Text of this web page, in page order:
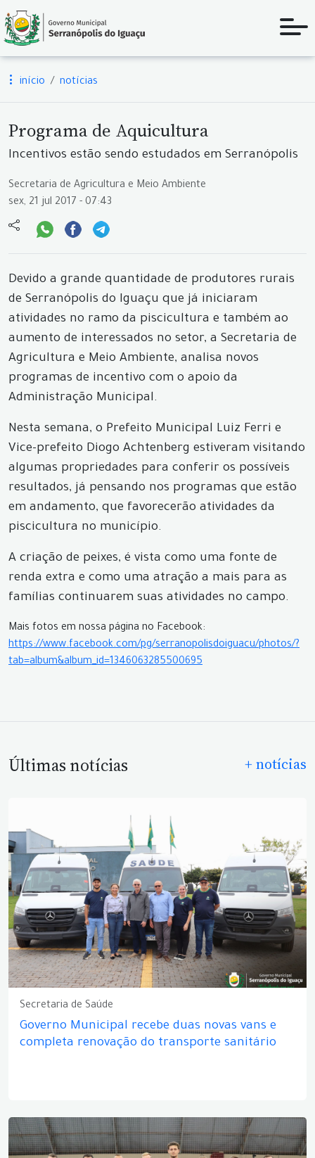
início notícias
Programa de Aquicultura
Incentivos estão sendo estudados em Serranópolis
Secretaria de Agricultura e Meio Ambiente
sex, 21 jul 2017 - 07:43
Devido a grande quantidade de produtores rurais
de Serranópolis do Iguaçu que já iniciaram
atividades no ramo da piscicultura e também ao
aumento de interessados no setor, a Secretaria de
Agricultura e Meio Ambiente, analisa novos
programas de incentivo com o apoio da
Administração Municipal.
Nesta semana, o Prefeito Municipal Luiz Ferri e
Vice-prefeito Diogo Achtenberg estiveram visitando
algumas propriedades para conferir os possíveis
resultados, já pensando nos programas que estão
em andamento, que favorecerão atividades da
piscicultura no município.
A criação de peixes, é vista como uma fonte de
renda extra e como uma atração a mais para as
famílias continuarem suas atividades no campo.
Mais fotos em nossa página no Facebook:
https://www.facebook.com/pg/serranopolisdoiguacu/photos/?
tab=album&album_id=1346063285500695
Últimas notícias + notícias
Secretaria de Saúde
Governo Municipal recebe duas novas vans e
completa renovação do transporte sanitário